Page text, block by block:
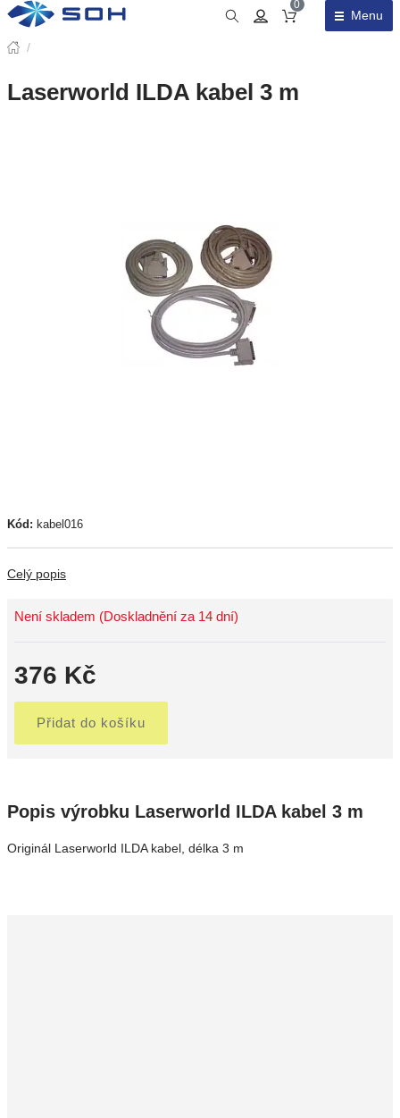
Obsah košíku
0
Menu
/
Laserworld ILDA kabel 3 m
Kód: kabel016
Celý popis
Není skladem (Doskladnění za 14 dní)
376 Kč
Přidat do košíku
Popis výrobku Laserworld ILDA kabel 3 m
Originál Laserworld ILDA kabel, délka 3 m